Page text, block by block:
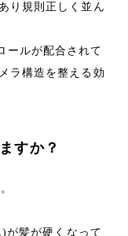
り規則正しく並ん
ールが配合されて
ラ構造を整える効
すか？
が髪が硬くなって